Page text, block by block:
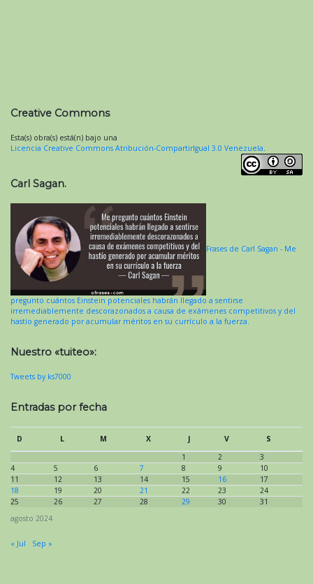
Creative Commons
Esta(s) obra(s) está(n) bajo una
Licencia Creative Commons Atribución-CompartirIgual 3.0 Venezuela.
Carl Sagan.
Frases de Carl Sagan - Me
pregunto cuántos Einstein potenciales habrán llegado a sentirse
irremediablemente descorazonados a causa de exámenes competitivos y del
hastío generado por acumular méritos en su currículo a la fuerza.
Nuestro «tuiteo»:
Tweets by ks7000
Entradas por fecha
agosto 2024
D L M X J V
S
1
2
3
4
5 6 7 8 9
10
11
12 13 14 15 16
17
18
19 20 21 22 23
24
25
26 27 28 29 30 31
« Jul Sep »